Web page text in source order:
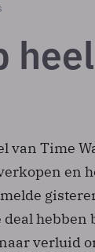
van Time
en
hebben
verluid